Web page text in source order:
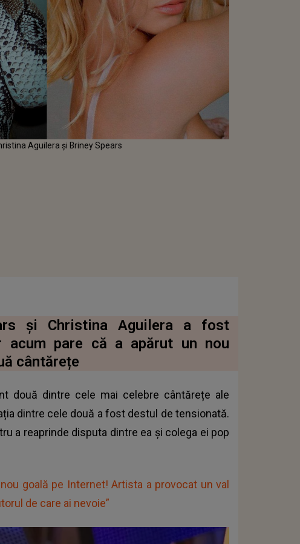
Aguilera și Briney Spears
și Christina Aguilera a fost
acum pare că a apărut un nou
cântărețe
două dintre cele mai celebre cântărețe ale
dintre cele două a fost destul de tensionată.
a reaprinde disputa dintre ea și colega ei pop
goală pe Internet! Artista a provocat un val
de care ai nevoie”